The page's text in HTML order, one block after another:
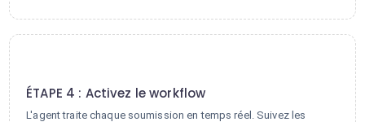
ÉTAPE 4 : Activez le workflow
L'agent traite chaque soumission en temps réel. Suivez les